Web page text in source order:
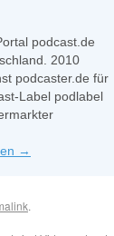
podcast.de
2010
podcaster.de für
Label podlabel
→
.